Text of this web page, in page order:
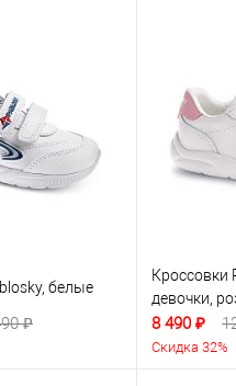
белые
₽
Кроссовки
девочки,
8 490 ₽
Скидка 32%